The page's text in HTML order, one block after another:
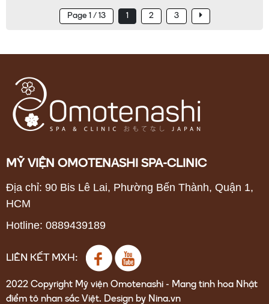
Page 1 / 13 1 2 3
MỸ VIỆN OMOTENASHI SPA-CLINIC
Địa chỉ: 90 Bis Lê Lai, Phường Bến Thành, Quận 1,
HCM
Hotline: 0889439189
LIÊN KẾT MXH:
2022 Copyright Mỹ viện Omotenashi - Mang tinh hoa Nhật
điểm tô nhan sắc Việt. Design by Nina.vn